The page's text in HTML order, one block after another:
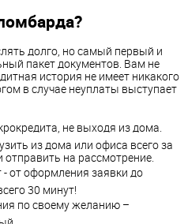
долго, но самый первый и
пакет документов. Вам не
история не имеет никакого
в случае неуплаты выступает
не выходя из дома.
из дома или офиса всего за
на рассмотрение.
от оформления заявки до
30 минут!
по своему желанию –